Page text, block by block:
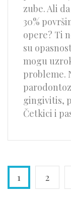
zube. Ali
30%
opere? Ti
su
mogu
probleme.
gingivitis,
Četkici i
1 2